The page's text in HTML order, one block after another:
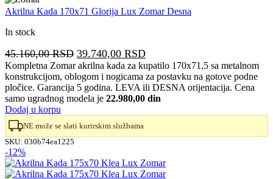
Akrilna Kada 170x71 Glorija Lux Zomar Desna
In stock
45.160,00RSD Originalna
cena
je
bila:
45.160,00 RSD.
39.740,00 RSDTrenutna
cena
je:
39.740,00 RSD.
Kompletna Zomar akrilna kada za kupatilo 170x71,5 sa metalnom
konstrukcijom, oblogom i nogicama za postavku na gotove podne
pločice. Garancija 5 godina. LEVA ili DESNA orijentacija. Cena
samo ugradnog modela je 22.980,00 din
Dodaj u korpu
NE može se slati kurirskim službama
SKU: 030b74ea1225
-12%